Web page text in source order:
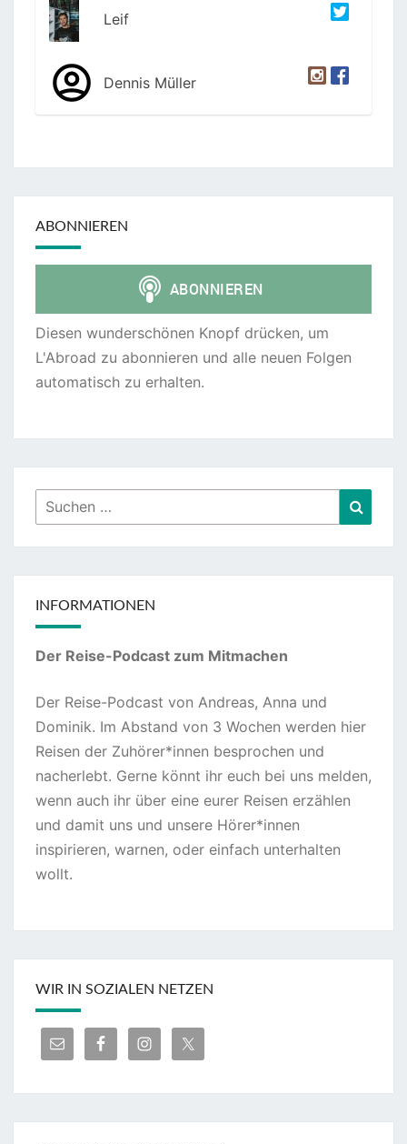
Leif
Dennis Müller
ABONNIEREN
Diesen wunderschönen Knopf drücken, um
L'Abroad zu abonnieren und alle neuen Folgen
automatisch zu erhalten.
Suchen
nach:
INFORMATIONEN
Der Reise-Podcast zum Mitmachen
Der Reise-Podcast von Andreas, Anna und
Dominik. Im Abstand von 3 Wochen werden hier
Reisen der Zuhörer*innen besprochen und
nacherlebt. Gerne könnt ihr euch bei uns melden,
wenn auch ihr über eine eurer Reisen erzählen
und damit uns und unsere Hörer*innen
inspirieren, warnen, oder einfach unterhalten
wollt.
WIR IN SOZIALEN NETZEN